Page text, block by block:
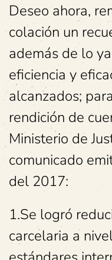
Deseo ahora,
colación un
además de lo
eficiencia y
alcanzados;
rendición de
Ministerio de
comunicado
del 2017:
1.Se logró
carcelaria a